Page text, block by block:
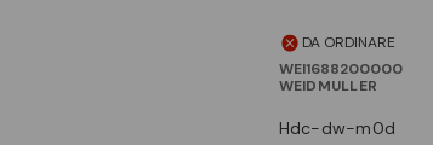
DA ORDINARE
WEI1688200000
WEIDMULLER
hdc-dw-m0d